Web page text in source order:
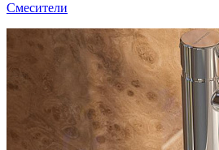
Смесители